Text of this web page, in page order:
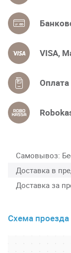
VISA,
Оплата
Самовывоз
Доставка в
Доставка за
Схема